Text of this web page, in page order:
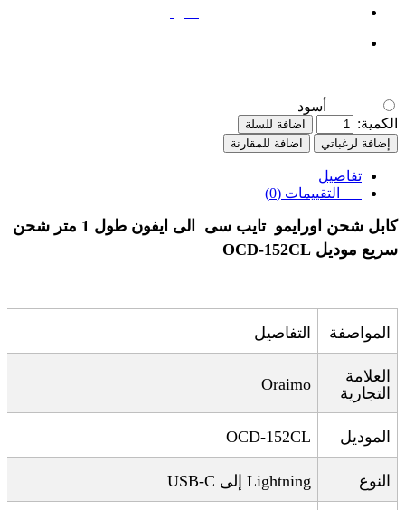
أسود
الكمية:
اضافة للسلة
إضافة لرغباتي
اضافة للمقارنة
تفاصيل
التقييمات (0)
كابل شحن اورايمو تايب سى الى ايفون طول 1 متر شحن
سريع موديل OCD-152CL
المواصفة التفاصيل
العلامة
التجارية
Oraimo
الموديل OCD-152CL
النوع USB-C إلى Lightning